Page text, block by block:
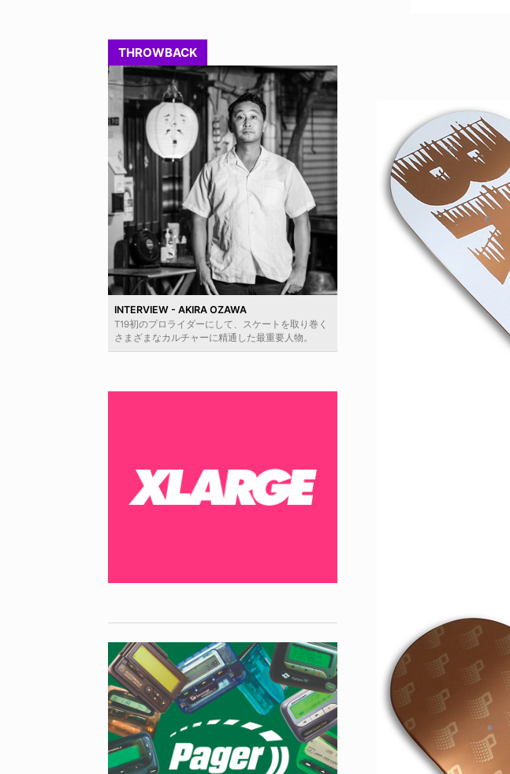
THROWBACK
INTERVIEW - AKIRA OZAWA
T19初のプロライダーにして、スケートを取り巻く
さまざまなカルチャーに精通した最重要人物。